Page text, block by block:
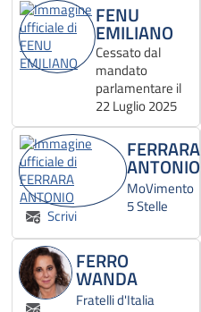
FENU
EMILIANO
Cessato dal
mandato
parlamentare il
22 Luglio 2025
Scrivi
FERRARA
ANTONIO
MoVimento
5 Stelle
FERRO
WANDA
Fratelli d'Italia